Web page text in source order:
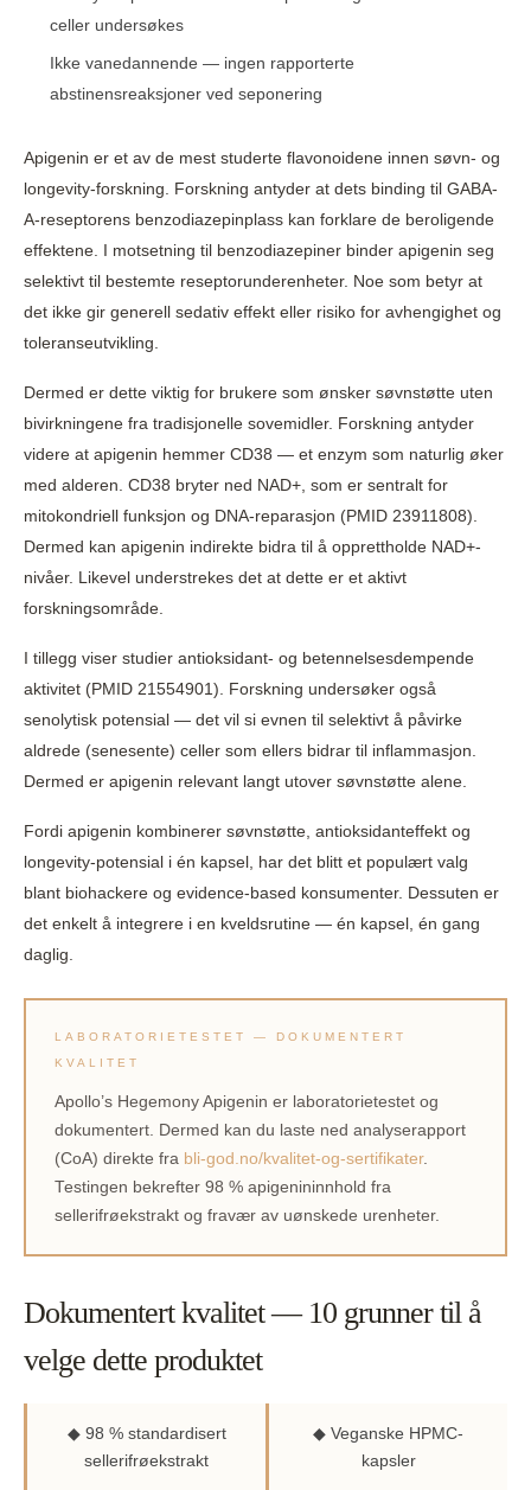
celler undersøkes
Ikke vanedannende — ingen rapporterte
abstinensreaksjoner ved seponering
Apigenin er et av de mest studerte flavonoidene innen søvn- og
longevity-forskning. Forskning antyder at dets binding til GABA-
A-reseptorens benzodiazepinplass kan forklare de beroligende
effektene. I motsetning til benzodiazepiner binder apigenin seg
selektivt til bestemte reseptorunderenheter. Noe som betyr at
det ikke gir generell sedativ effekt eller risiko for avhengighet og
toleranseutvikling.
Dermed er dette viktig for brukere som ønsker søvnstøtte uten
bivirkningene fra tradisjonelle sovemidler. Forskning antyder
videre at apigenin hemmer CD38 — et enzym som naturlig øker
med alderen. CD38 bryter ned NAD+, som er sentralt for
mitokondriell funksjon og DNA-reparasjon (PMID 23911808).
Dermed kan apigenin indirekte bidra til å opprettholde NAD+-
nivåer. Likevel understrekes det at dette er et aktivt
forskningsområde.
I tillegg viser studier antioksidant- og betennelsesdempende
aktivitet (PMID 21554901). Forskning undersøker også
senolytisk potensial — det vil si evnen til selektivt å påvirke
aldrede (senesente) celler som ellers bidrar til inflammasjon.
Dermed er apigenin relevant langt utover søvnstøtte alene.
Fordi apigenin kombinerer søvnstøtte, antioksidanteffekt og
longevity-potensial i én kapsel, har det blitt et populært valg
blant biohackere og evidence-based konsumenter. Dessuten er
det enkelt å integrere i en kveldsrutine — én kapsel, én gang
daglig.
LABORATORIETESTET — DOKUMENTERT
KVALITET
Apollo’s Hegemony Apigenin er laboratorietestet og
dokumentert. Dermed kan du laste ned analyserapport
(CoA) direkte fra bli-god.no/kvalitet-og-sertifikater.
Testingen bekrefter 98 % apigenininnhold fra
sellerifrøekstrakt og fravær av uønskede urenheter.
Dokumentert kvalitet — 10 grunner til å
velge dette produktet
◆ 98 % standardisert
sellerifrøekstrakt
◆ Veganske HPMC-
kapsler